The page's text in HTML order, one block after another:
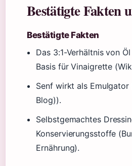
Bestätigte Fakten
Bestätigte Fakten
Das 3:1-Verhältnis von
Basis für Vinaigrette
Senf wirkt als
Blog)).
Selbstgemachtes
Konservierungsstoffe
Ernährung).